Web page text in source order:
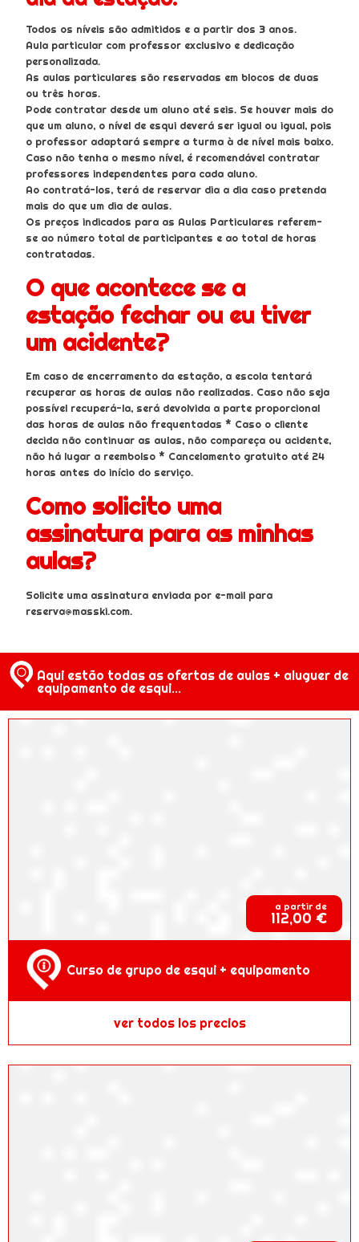
Todos os níveis são admitidos e a partir dos 3 anos.
Aula particular com professor exclusivo e dedicação
personalizada.
As aulas particulares são reservadas em blocos de duas
ou três horas.
Pode contratar desde um aluno até seis. Se houver mais do
que um aluno, o nível de esqui deverá ser igual ou igual, pois
o professor adaptará sempre a turma à de nível mais baixo.
Caso não tenha o mesmo nível, é recomendável contratar
professores independentes para cada aluno.
Ao contratá-los, terá de reservar dia a dia caso pretenda
mais do que um dia de aulas.
Os preços indicados para as Aulas Particulares referem-
se ao número total de participantes e ao total de horas
contratadas.
O que acontece se a
estação fechar ou eu tiver
um acidente?
Em caso de encerramento da estação, a escola tentará
recuperar as horas de aulas não realizadas. Caso não seja
possível recuperá-la, será devolvida a parte proporcional
das horas de aulas não frequentadas * Caso o cliente
decida não continuar as aulas, não compareça ou acidente,
não há lugar a reembolso * Cancelamento gratuito até 24
horas antes do início do serviço.
Como solicito uma
assinatura para as minhas
aulas?
Solicite uma assinatura enviada por e-mail para
reserva@masski.com.
Aqui estão todas as ofertas de aulas + aluguer de
equipamento de esqui...
a partir de
112,00 €
Curso de grupo de esqui + equipamento
ver todos los precios